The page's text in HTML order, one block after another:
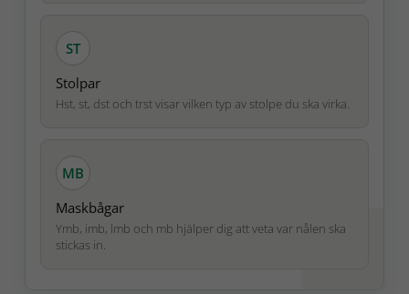
ST
Stolpar
Hst, st, dst och trst visar vilken typ av stolpe du ska virka.
MB
Maskbågar
Ymb, imb, lmb och mb hjälper dig att veta var nålen ska
stickas in.